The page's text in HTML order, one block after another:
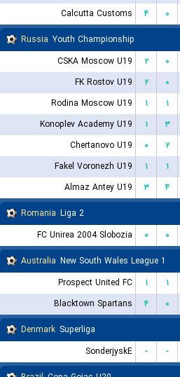
Calcutta Customs
۴ ۰
Russia Youth Championship
CSKA Moscow U19
۲ ۰
FK Rostov U19
۲ ۰
Rodina Moscow U19
۱ ۱
Konoplev Academy U19
۱ ۳
Chertanovo U19
۰ ۲
Fakel Voronezh U19
۱ ۱
Almaz Antey U19
۳ ۴
Romania Liga 2
FC Unirea 2004 Slobozia
۰ ۰
Australia New South Wales League 1
Prospect United FC
۱ ۱
Blacktown Spartans
۴ ۰
Denmark Superliga
SonderjyskE
- -